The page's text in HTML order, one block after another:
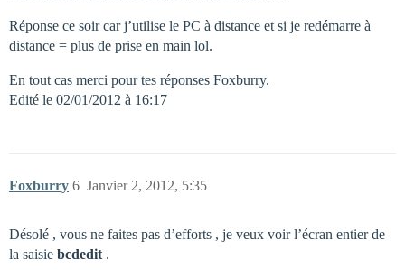
Réponse ce soir car j’utilise le PC à distance et si je redémarre à
distance = plus de prise en main lol.
En tout cas merci pour tes réponses Foxburry.
Edité le 02/01/2012 à 16:17
Foxburry Janvier 2, 2012, 5:35
6
Désolé , vous ne faites pas d’efforts , je veux voir l’écran entier de
la saisie bcdedit .